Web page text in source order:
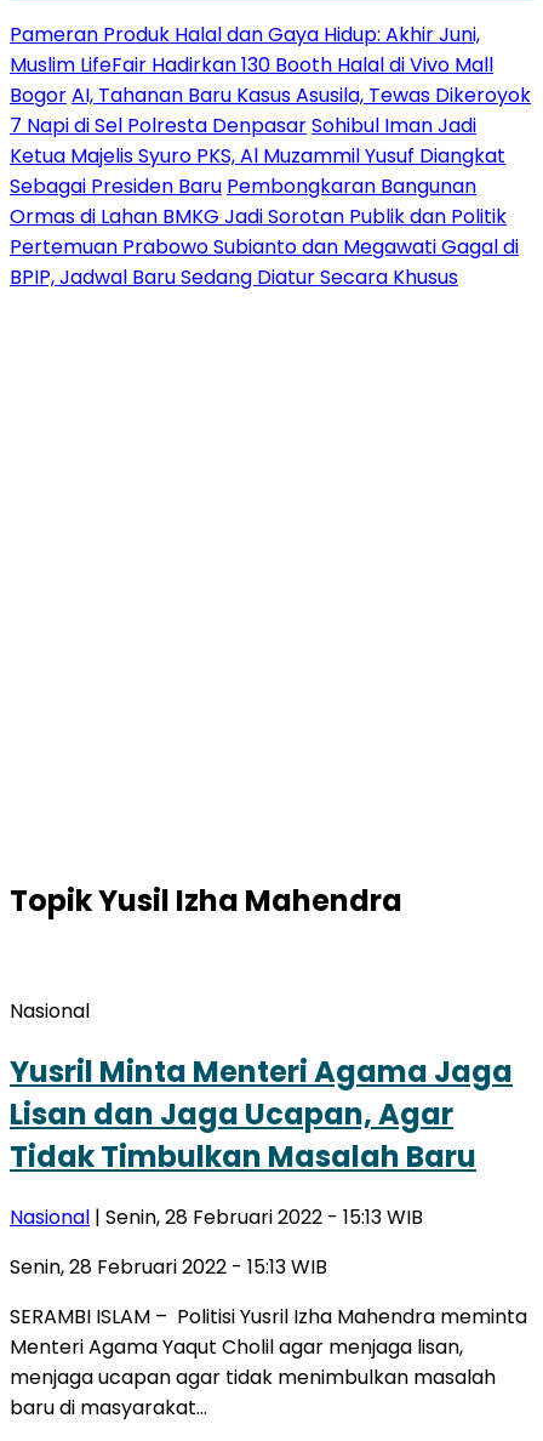
Pameran Produk Halal dan Gaya Hidup: Akhir Juni,
Muslim LifeFair Hadirkan 130 Booth Halal di Vivo Mall
BogorAI, Tahanan Baru Kasus Asusila, Tewas Dikeroyok
7 Napi di Sel Polresta DenpasarSohibul Iman Jadi
Ketua Majelis Syuro PKS, Al Muzammil Yusuf Diangkat
Sebagai Presiden Baru Pembongkaran Bangunan
Ormas di Lahan BMKG Jadi Sorotan Publik dan Politik
Pertemuan Prabowo Subianto dan Megawati Gagal di
BPIP, Jadwal Baru Sedang Diatur Secara Khusus
TopikYusil Izha Mahendra
Nasional
Yusril Minta Menteri Agama Jaga
Lisan dan Jaga Ucapan, Agar
Tidak Timbulkan Masalah Baru
Nasional | Senin, 28 Februari 2022 - 15:13 WIB
Senin, 28 Februari 2022 - 15:13 WIB
SERAMBI ISLAM – Politisi Yusril Izha Mahendra meminta
Menteri Agama Yaqut Cholil agar menjaga lisan,
menjaga ucapan agar tidak menimbulkan masalah
baru di masyarakat…